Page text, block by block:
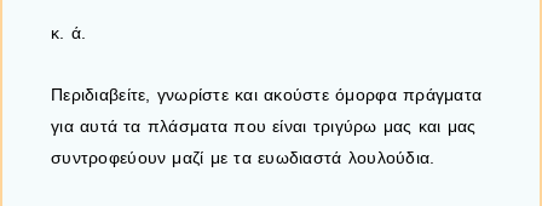
κ. ά.
Περιδιαβείτε, γνωρίστε και ακούστε όμορφα πράγματα
για αυτά τα πλάσματα που είναι τριγύρω μας και μας
συντροφεύουν μαζί με τα ευωδιαστά λουλούδια.